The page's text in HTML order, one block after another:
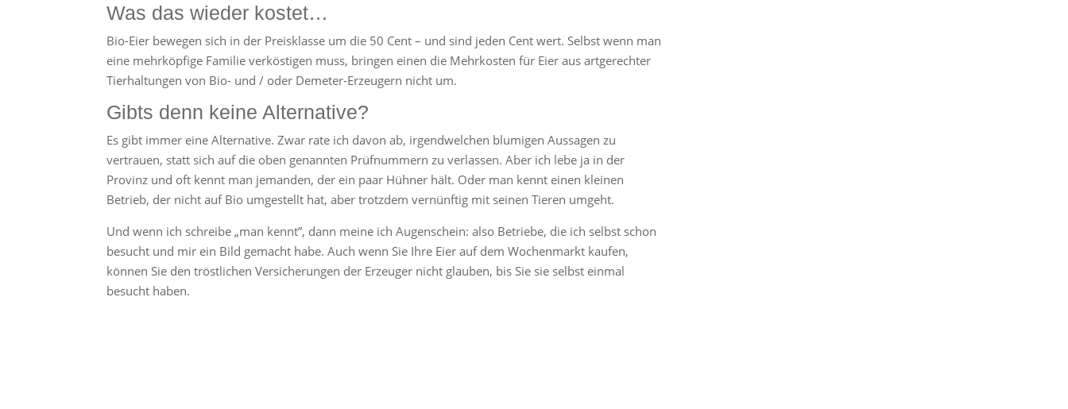
Was das wieder kostet…
Bio-Eier bewegen sich in der Preisklasse um die 50 Cent – und sind jeden Cent wert. Selbst wenn man
eine mehrköpfige Familie verköstigen muss, bringen einen die Mehrkosten für Eier aus artgerechter
Tierhaltungen von Bio- und / oder Demeter-Erzeugern nicht um.
Gibts denn keine Alternative?
Es gibt immer eine Alternative. Zwar rate ich davon ab, irgendwelchen blumigen Aussagen zu
vertrauen, statt sich auf die oben genannten Prüfnummern zu verlassen. Aber ich lebe ja in der
Provinz und oft kennt man jemanden, der ein paar Hühner hält. Oder man kennt einen kleinen
Betrieb, der nicht auf Bio umgestellt hat, aber trotzdem vernünftig mit seinen Tieren umgeht.
Und wenn ich schreibe „man kennt”, dann meine ich Augenschein: also Betriebe, die ich selbst schon
besucht und mir ein Bild gemacht habe. Auch wenn Sie Ihre Eier auf dem Wochenmarkt kaufen,
können Sie den tröstlichen Versicherungen der Erzeuger nicht glauben, bis Sie sie selbst einmal
besucht haben.